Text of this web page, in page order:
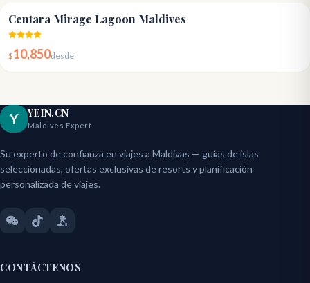
Centara Mirage Lagoon Maldives
$10,850desde
Y YEIN.CN
Maldives Expert
Su experto de confianza en viajes a Maldivas — guías de islas
seleccionadas, ofertas exclusivas de resorts y planificación
personalizada de viajes.
CONTÁCTENOS